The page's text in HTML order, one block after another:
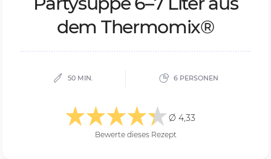
dem Ther­mo­mix®
50 MIN. 6 PERSONEN
Ø 4,33
Bewerte dieses Rezept